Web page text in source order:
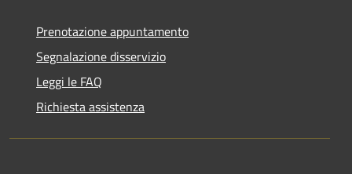
Prenotazione appuntamento
Segnalazione disservizio
Leggi le FAQ
Richiesta assistenza